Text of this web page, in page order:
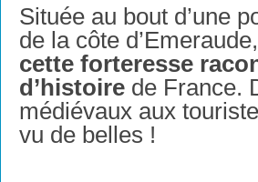
Située au bout d’une
de la côte
cette forteresse
d’histoire de France.
médiévaux aux
vu de belles !